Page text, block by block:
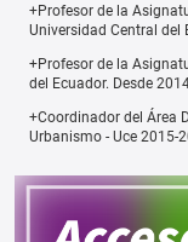
+Profesor de la
Universidad Central del
+Profesor de la
del Ecuador. Desde
+Coordinador del Área
Urbanismo - Uce 2015-